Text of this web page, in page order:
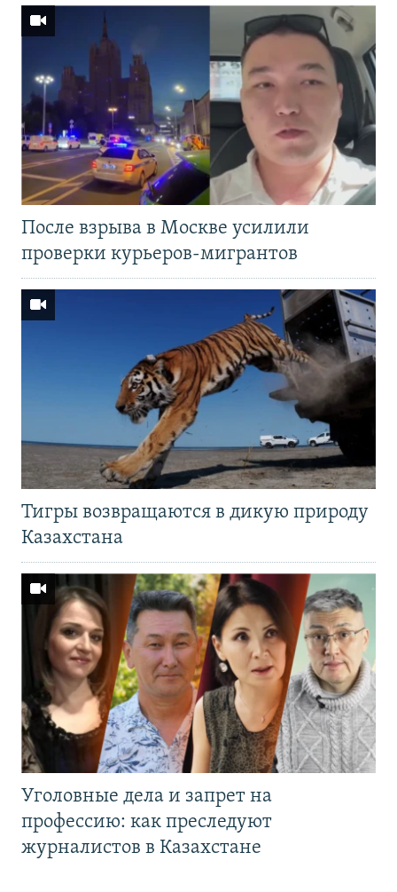
После взрыва в Москве усилили
проверки курьеров-мигрантов
Тигры возвращаются в дикую природу
Казахстана
Уголовные дела и запрет на
профессию: как преследуют
журналистов в Казахстане